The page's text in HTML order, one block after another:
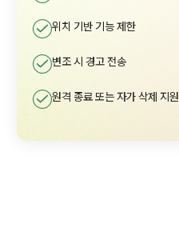
위치 기반 기능 제한
변조 시 경고 전송
원격 종료 또는 자가 삭제 지원